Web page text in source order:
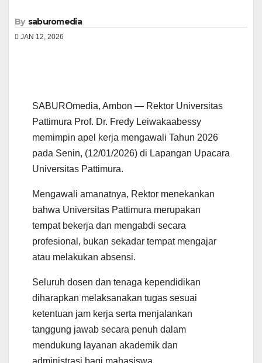
By saburomedia
JAN 12, 2026
SABUROmedia, Ambon — Rektor Universitas
Pattimura Prof. Dr. Fredy Leiwakaabessy
memimpin apel kerja mengawali Tahun 2026
pada Senin, (12/01/2026) di Lapangan Upacara
Universitas Pattimura.
Mengawali amanatnya, Rektor menekankan
bahwa Universitas Pattimura merupakan
tempat bekerja dan mengabdi secara
profesional, bukan sekadar tempat mengajar
atau melakukan absensi.
Seluruh dosen dan tenaga kependidikan
diharapkan melaksanakan tugas sesuai
ketentuan jam kerja serta menjalankan
tanggung jawab secara penuh dalam
mendukung layanan akademik dan